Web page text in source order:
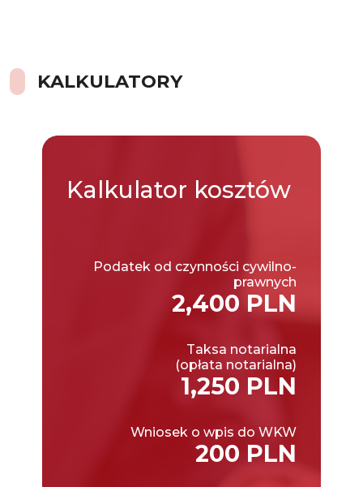
KALKULATORY
Kalkulator kosztów
Podatek od czynności cywilno-
prawnych
2,400 PLN
Taksa notarialna
(opłata notarialna)
1,250 PLN
Wniosek o wpis do WKW
200 PLN